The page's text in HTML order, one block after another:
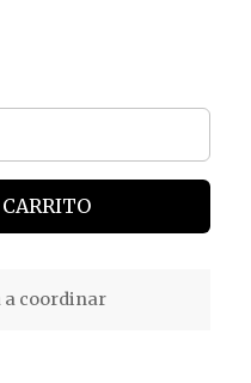
a coordinar